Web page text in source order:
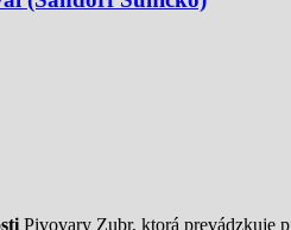
Pivovary Zubr, ktorá prevádzkuje